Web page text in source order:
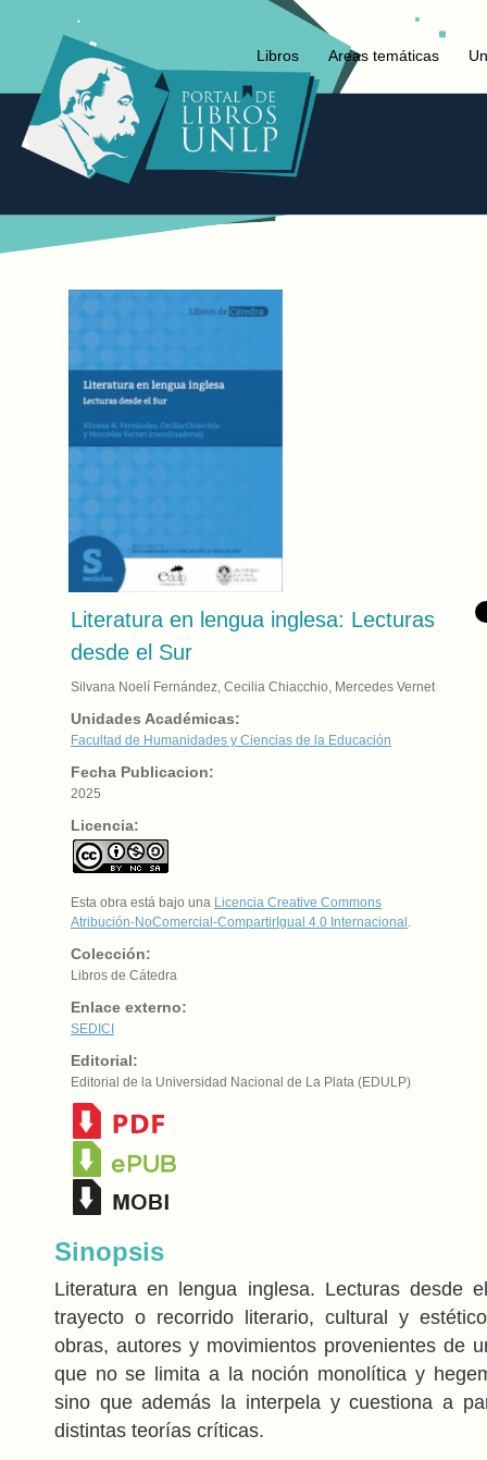
Libros Areas temáticas
Literatura en lengua inglesa: Lecturas
desde el Sur
Silvana Noelí Fernández, Cecilia Chiacchio, Mercedes Vernet
Unidades Académicas:
Facultad de Humanidades y Ciencias de la Educación
Fecha Publicacion:
2025
Licencia:
Esta obra está bajo una Licencia Creative Commons
Atribución-NoComercial-CompartirIgual 4.0 Internacional
Colección:
Libros de Cátedra
Enlace externo:
SEDICI
Editorial:
Editorial de la Universidad Nacional de La Plata (EDULP)
Sinopsis
Literatura en lengua inglesa. Lecturas desde
trayecto o recorrido literario, cultural y
obras, autores y movimientos provenientes de
que no se limita a la noción monolítica y
sino que además la interpela y cuestiona a
distintas teorías críticas.